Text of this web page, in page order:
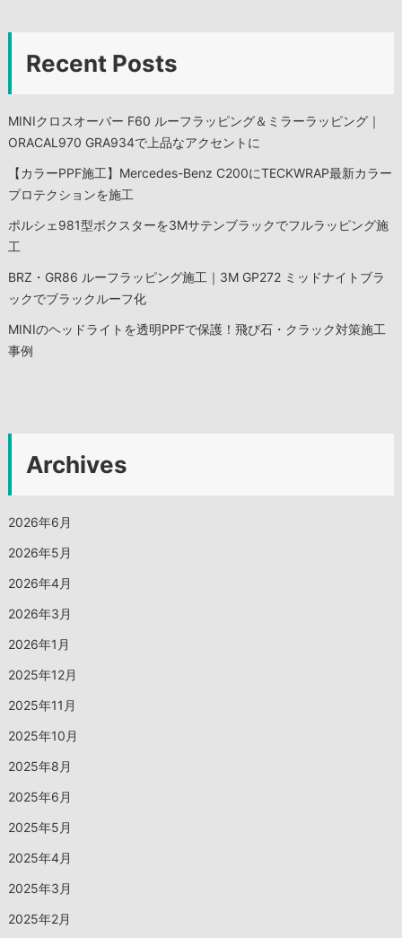
Recent Posts
MINIクロスオーバー F60 ルーフラッピング＆ミラーラッピング｜
ORACAL970 GRA934で上品なアクセントに
【カラーPPF施工】Mercedes-Benz C200にTECKWRAP最新カラー
プロテクションを施工
ポルシェ981型ボクスターを3Mサテンブラックでフルラッピング施
工
BRZ・GR86 ルーフラッピング施工｜3M GP272 ミッドナイトブラ
ックでブラックルーフ化
MINIのヘッドライトを透明PPFで保護！飛び石・クラック対策施工
事例
Archives
2026年6月
2026年5月
2026年4月
2026年3月
2026年1月
2025年12月
2025年11月
2025年10月
2025年8月
2025年6月
2025年5月
2025年4月
2025年3月
2025年2月